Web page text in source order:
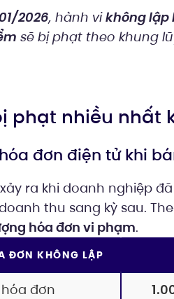
2026, hành vikhông lập
sẽ bị phạt theo khung
phạt nhiều nhất
đơn điện tử khi
ra khi doanh nghiệp
thu sang kỳ sau.
hóa đơn vi phạm.
ĐƠN KHÔNG LẬP
hóa đơn